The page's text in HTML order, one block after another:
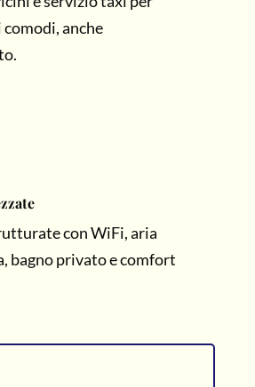
anche
con WiFi, aria
bagno privato e comfort